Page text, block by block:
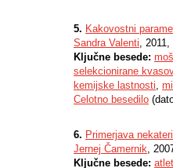
5. Kakovostni
Sandra Valenti,
Ključne besede:
selekcionirane
kemijske lastnosti,
Celotno besedilo
6. Primerjava
Jernej Čamernik,
Ključne besede: